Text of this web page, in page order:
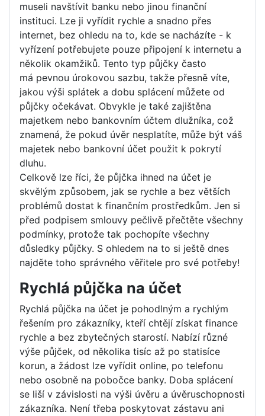
museli navštívit banku nebo jinou finanční
instituci. Lze ji vyřídit rychle a snadno přes
internet, bez ohledu na to, kde se nacházíte - k
vyřízení potřebujete pouze připojení k internetu a
několik okamžiků. Tento typ půjčky často
má pevnou úrokovou sazbu, takže přesně víte,
jakou výši splátek a dobu splácení můžete od
půjčky očekávat. Obvykle je také zajištěna
majetkem nebo bankovním účtem dlužníka, což
znamená, že pokud úvěr nesplatíte, může být váš
majetek nebo bankovní účet použit k pokrytí
dluhu.
Celkově lze říci, že půjčka ihned na účet je
skvělým způsobem, jak se rychle a bez větších
problémů dostat k finančním prostředkům. Jen si
před podpisem smlouvy pečlivě přečtěte všechny
podmínky, protože tak pochopíte všechny
důsledky půjčky. S ohledem na to si ještě dnes
najděte toho správného věřitele pro své potřeby!
Rychlá půjčka na účet
Rychlá půjčka na účet je pohodlným a rychlým
řešením pro zákazníky, kteří chtějí získat finance
rychle a bez zbytečných starostí. Nabízí různé
výše půjček, od několika tisíc až po statisíce
korun, a žádost lze vyřídit online, po telefonu
nebo osobně na pobočce banky. Doba splácení
se liší v závislosti na výši úvěru a úvěruschopnosti
zákazníka. Není třeba poskytovat zástavu ani